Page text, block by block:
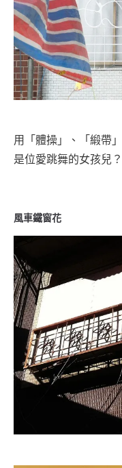
用「體操」、「緞帶
是位愛跳舞的女孩兒？
風車鐵窗花